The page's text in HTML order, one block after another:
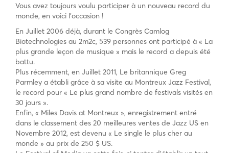
Vous avez toujours voulu participer à un nouveau record du
monde, en voici l’occasion !
En Juillet 2006 déjà, durant le Congrès Camlog
Biotechnologies au 2m2c, 539 personnes ont participé à « La
plus grande leçon de musique » mais le record a depuis été
battu.
Plus récemment, en Juillet 2011, Le britannique Greg
Parmley a établi grâce à sa visite au Montreux Jazz Festival,
le record pour « Le plus grand nombre de festivals visités en
30 jours ».
Enfin, « Miles Davis at Montreux », enregistrement entré
dans le classement des 20 meilleures ventes de Jazz US en
Novembre 2012, est devenu « Le single le plus cher au
monde » au prix de 250 $ US.